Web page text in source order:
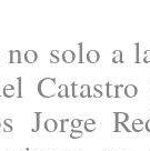
solo a
Jorge